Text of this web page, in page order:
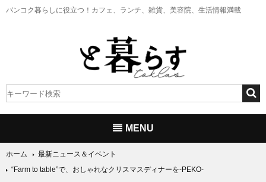
バンコク暮らしに役立つ！ カフェ、ランチ、雑貨、美容院、生活情報満載
MENU
ホーム
最新ニュース＆イベント
“Farm to table”で、おしゃれなクリスマスディナーを‐PEKO‐